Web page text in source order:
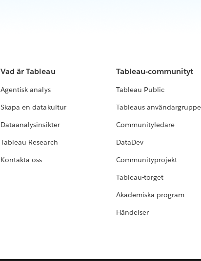
Vad är Tableau
Agentisk analys
Skapa en datakultur
Dataanalysinsikter
Tableau Research
Kontakta oss
Tableau-communityt
Tableau Public
Tableaus
Communityledare
DataDev
Communityprojekt
Tableau-torget
Akademiska program
Händelser